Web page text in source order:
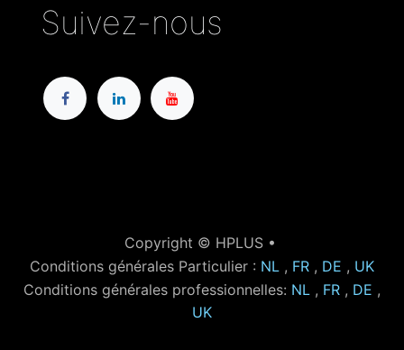
Suivez-nous
Copyright © HPLUS •
Conditions générales Particulier : NL , FR , DE , UK
Conditions générales professionnelles: NL , FR , DE ,
UK